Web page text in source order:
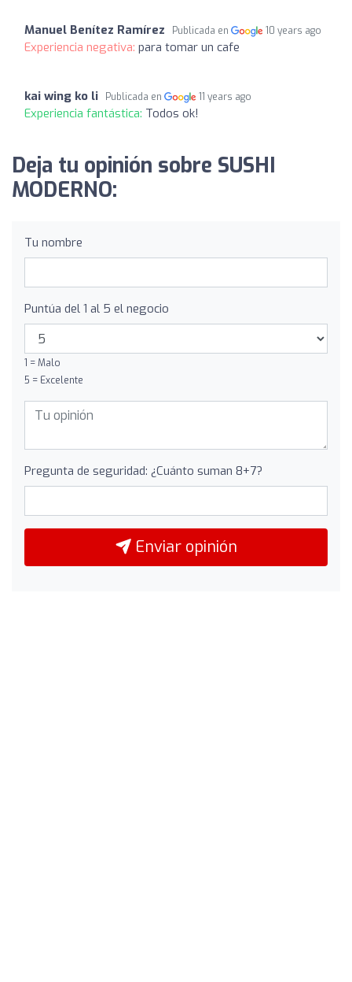
Manuel Benítez Ramírez Publicada en 10 years ago
Experiencia negativa: para tomar un cafe
kai wing ko li Publicada en 11 years ago
Experiencia fantástica: Todos ok!
Deja tu opinión sobre SUSHI
MODERNO:
Tu nombre
Puntúa del 1 al 5 el negocio
1 = Malo
5 = Excelente
Pregunta de seguridad: ¿Cuánto suman 8+7?
Enviar opinión